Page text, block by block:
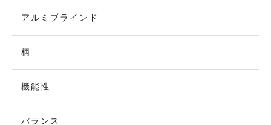
アルミブラインド
柄
機能性
バランス